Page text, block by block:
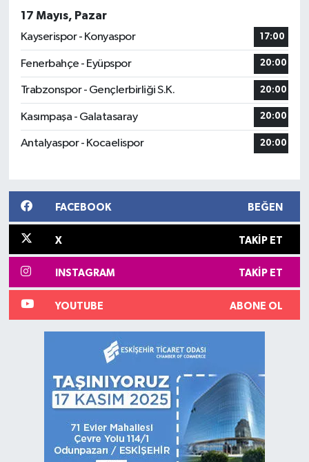
17 Mayıs, Pazar
Kayserispor - Konyaspor
17:00
Fenerbahçe - Eyüpspor 20:00
Trabzonspor - Gençlerbirliği S.K. 20:00
Kasımpaşa - Galatasaray 20:00
Antalyaspor - Kocaelispor 20:00
FACEBOOK BEĞEN
X TAKIP ET
INSTAGRAM TAKIP ET
YOUTUBE ABONE OL